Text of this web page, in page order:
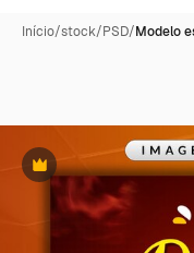
Início/stock/PSD/Modelo
Premium